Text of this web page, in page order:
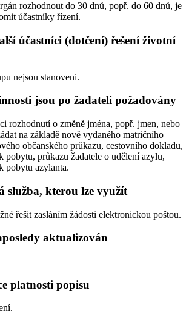
rozhodnout do 30 dnů, popř. do 60 dnů, je
účastníky řízení.
účastníci (dotčení) řešení životní
nejsou stanoveni.
jsou po žadateli požadovány
rozhodnutí o změně jména, popř. jmen, nebo
na základě nově vydaného matričního
občanského průkazu, cestovního dokladu,
pobytu, průkazu žadatele o udělení azylu,
pobytu azylanta.
služba, kterou lze využít
řešit zasláním žádosti elektronickou poštou.
aktualizován
platnosti popisu